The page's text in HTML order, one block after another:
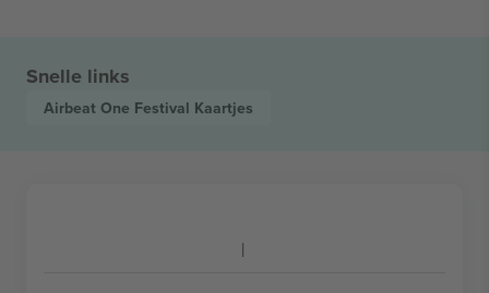
Snelle links
Airbeat One Festival Kaartjes